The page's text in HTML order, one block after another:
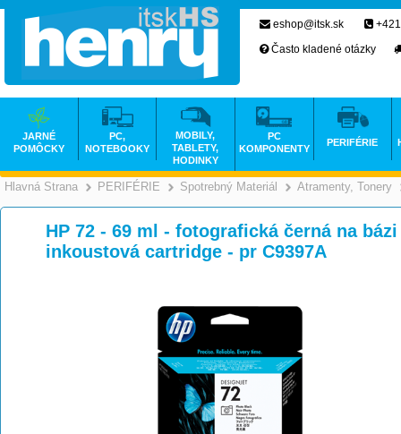
Hlavná Strana >
PERIFÉRIE >
Spotrebný Materiál >
Atramenty, Tonery
HP 72 - 69 ml - fotografická černá na
inkoustová cartridge - pr C9397A
eshop@itsk.sk
Často kladené otázky
JARNÉ
POMÔCKY
PC,
NOTEBOOKY
MOBILY,
TABLETY,
HODINKY
PC
KOMPONENTY
PERIFÉRIE